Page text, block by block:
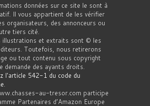
données sur ce site le sont à
Il vous appartient de les vérifier
organisateurs, des annonceurs ou
tiers cité.
illustrations et extraits sont © les
Toutefois, nous retirerons
ou tout contenu sous copyright
demande des ayants droits.
l'article 542-1 du code du
.
au-tresor.com participe
Partenaires d’Amazon Europe